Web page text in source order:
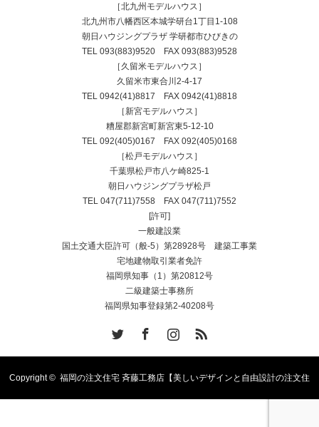
［北九州モデルハウス］
北九州市八幡西区本城学研台1丁目1-108
朝日ハウジングプラザ 学研都市ひびきの
TEL 093(883)9520 FAX 093(883)9528
［久留米モデルハウス］
久留米市東合川2-4-17
TEL 0942(41)8817 FAX 0942(41)8818
［新宮モデルハウス］
糟屋郡新宮町新宮東5-12-10
TEL 092(405)0167 FAX 092(405)0168
［松戸モデルハウス］
千葉県松戸市八ケ崎825-1
朝日ハウジングプラザ松戸
TEL 047(711)7558 FAX 047(711)7552
[許可]
一般建設業
国土交通大臣許可（般-5）第28928号 建築工事業
宅地建物取引業者免許
福岡県知事（1）第20812号
二級建築士事務所
福岡県知事登録第2-40208号
Copyright © 福岡の注文住宅 斉藤工務店【美しいデザインと自由設計の注文住